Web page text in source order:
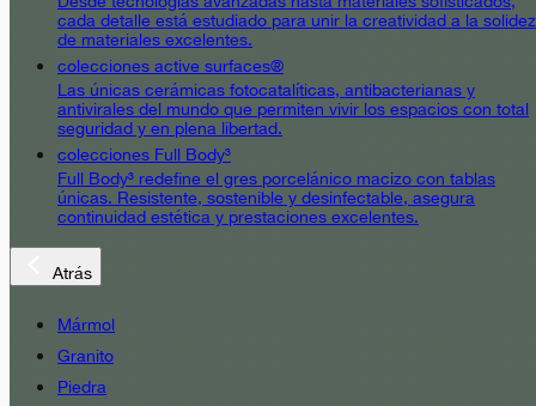
cada detalle está estudiado para unir la creatividad a la solidez
de materiales excelentes.
colecciones active surfaces®
Las únicas cerámicas fotocatalíticas, antibacterianas y
antivirales del mundo que permiten vivir los espacios con total
seguridad y en plena libertad.
colecciones Full Body³
Full Body³ redefine el gres porcelánico macizo con tablas
únicas. Resistente, sostenible y desinfectable, asegura
continuidad estética y prestaciones excelentes.
Atrás
Mármol
Granito
Piedra